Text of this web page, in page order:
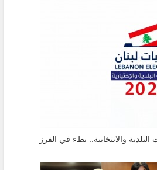
البلدية والانتخابية.. بطء في الفرز